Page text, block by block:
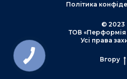
Політика
© 2023
ТОВ «Перформія
Усі права
Вгору